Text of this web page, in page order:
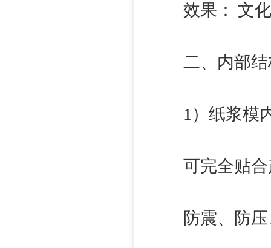
效果： 文化
二、内部结构
1）纸浆模内
可完全贴合
防震、防压